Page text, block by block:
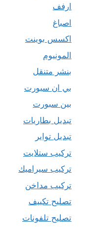
ارفف
اصباغ
اكسس بوينت
المونيوم
بنشر متنقل
بي ان سبورت
بين سبورت
تبديل بطاريات
تبديل تواير
تركيب ستلايت
تركيب سيراميك
تركيب مداخن
تصليح تكييف
تصليح تلفونات